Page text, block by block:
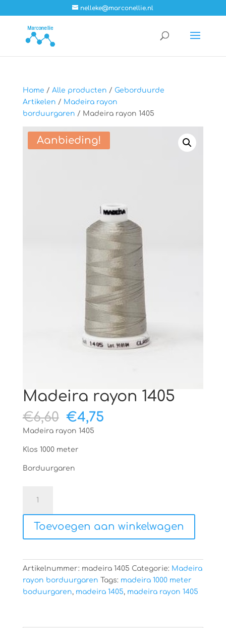
nelleke@marconellie.nl
Home / Alle producten / Geborduurde
Artikelen / Madeira rayon
borduurgaren / Madeira rayon 1405
Aanbieding!
Madeira rayon 1405
€6,60 Oorspronkelijke
prijs
€6,60.
€4,75Huidige
Madeira rayon 1405
Klos 1000 meter
Borduurgaren
rayon
1405
aantal
Toevoegen aan winkelwagen
Artikelnummer: madeira 1405 Categorie: Madeira
rayon borduurgaren Tags: madeira 1000 meter
boduurgaren, madeira 1405, madeira rayon 1405